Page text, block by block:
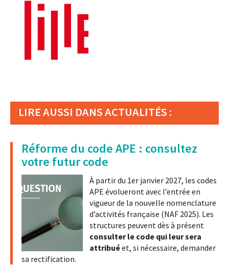
LIRE AUSSI DANS ACTUALITÉS :
Réforme du code APE : consultez
votre futur code
À partir du 1er janvier 2027, les codes
APE évolueront avec l’entrée en
vigueur de la nouvelle nomenclature
d’activités française (NAF 2025). Les
structures peuvent dès à présent
consulter le code qui leur sera
attribuéet, si nécessaire, demander
sa rectification.